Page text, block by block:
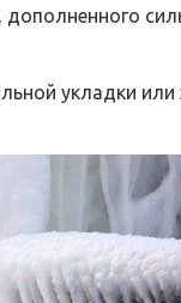
дополненного
укладки